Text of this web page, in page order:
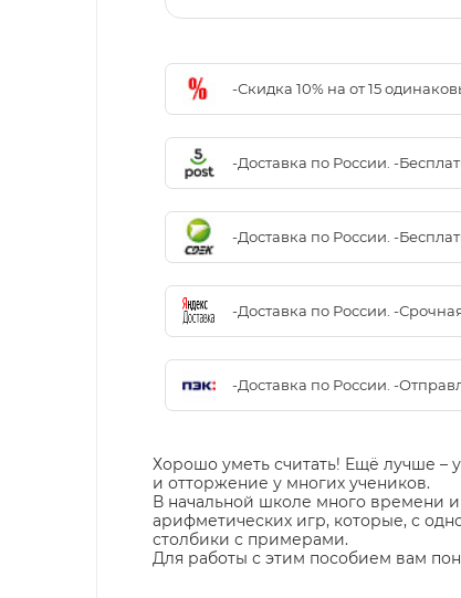
-Скидка 10% на от 15
-Доставка по России. -
-Доставка по России. -
-Доставка по России. -
-Доставка по России. -
Хорошо уметь считать! Ещё лучше –
и отторжение у многих учеников.
В начальной школе много времени и
арифметических игр, которые, с
столбики с примерами.
Для работы с этим пособием вам